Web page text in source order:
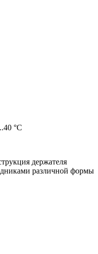
°C
держателя
различной формы